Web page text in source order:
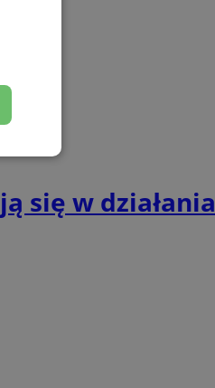
się w działania